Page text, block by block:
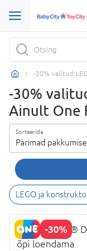
-30% valitud
-30%
Ainult One
Sorteerida
Parimad
LEGO ja
-30%
10954 LEGO®
õpi loendama